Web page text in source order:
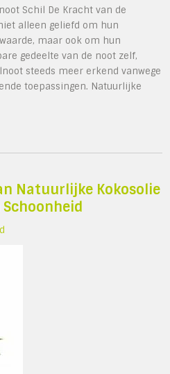
Schil De Kracht van de
alleen geliefd om hun
maar ook om hun
gedeelte van de noot zelf,
steeds meer erkend vanwege
toepassingen. Natuurlijke
Natuurlijke Kokosolie